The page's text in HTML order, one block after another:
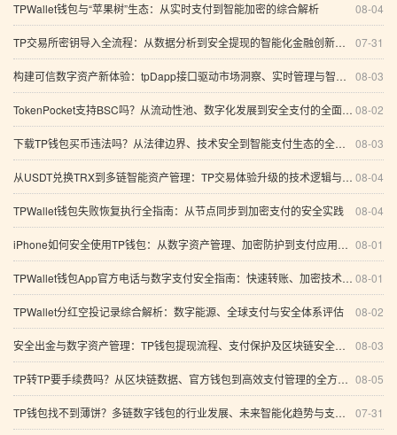
08-04
TPWallet钱包与“苹果树”生态：从实时支付到智能加密的综合解析
07-31
TP交易所密钥导入全流程：从数据分析到安全提现的智能化金融创新之路
08-03
构建可信数字资产新体验：tpDapp接口驱动市场洞察、实时管理与智能投研
08-02
TokenPocket支持BSC吗？从流动性池、数字化发展到安全支付的全面指南
08-03
下载TP钱包买币违法吗？从法律边界、技术安全到智能支付生态的全面解析
08-04
从USDT兑换TRX到多链智能资产管理：TP交易体验升级的技术逻辑与安全边界
08-04
TPWallet钱包失败恢复执行全指南：从节点同步到加密支付的安全实践
08-01
iPhone如何安全使用TP钱包：从数字资产管理、加密防护到支付应用的完整指南
08-01
TPWallet钱包App官方电话与数字支付安全指南：快速转账、加密技术及未来发展趋势
08-02
TPWallet分红空投记录综合解析：数字能源、全球支付与安全体系评估
08-03
安全出金与数字资产管理：TP钱包提现流程、支付保护及区块链安全趋势全解析
08-05
TP转TP要手续费吗？从区块链数据、官方钱包到高效支付管理的全方位解析
07-31
TP钱包找不到薄饼？多链数字钱包的行业发展、未来智能化趋势与支付方案全解析